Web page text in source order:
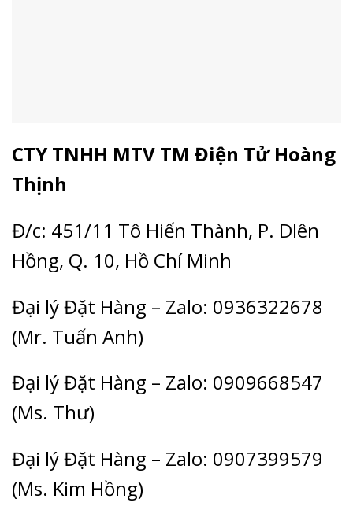
CTY TNHH MTV TM Điện Tử Hoàng
Thịnh
Đ/c: 451/11 Tô Hiến Thành, P. DIên
Hồng, Q. 10, Hồ Chí Minh
Đại lý Đặt Hàng – Zalo: 0936322678
(Mr. Tuấn Anh)
Đại lý Đặt Hàng – Zalo: 0909668547
(Ms. Thư)
Đại lý Đặt Hàng – Zalo: 0907399579
(Ms. Kim Hồng)